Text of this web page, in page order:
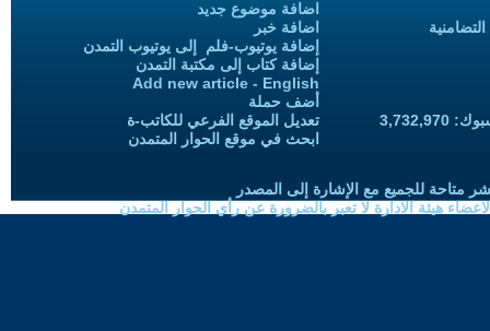
اضافة موضوع جديد
اضافة خبر
إضافة يوتيوب-فلم إلى يوتيوب التمدن
إضافة كتاب إلى مكتبة التمدن
Add new article - English
أضف حملة
تعديل الموقع الفرعي للكاتب-ة
ابحث في موقع الحوار المتمدن
متاحة للجميع مع الإشارة إلى المصدر
هيئة الادارة لا تعبر بالضرورة عن رأي الحوار المتمدن